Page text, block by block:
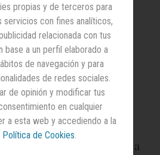
a Inês Lima como
para España. Hasta
de McDonald’s
a Luis Quintiliano,
a U.S.national
de una década vinculada a
propias y de terceros para
servicios con fines analíticos,
relacionada con tus
base a un perfil elaborado a
de navegación y para
de redes sociales.
de opinión y modificar tus
en cualquier
a esta web y accediendo a la
Política de Cookies